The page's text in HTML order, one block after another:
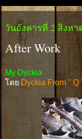
วันอังคารที่ 2 สิงหา
After Work
My Dyckia
โดย Dyckia From " Q